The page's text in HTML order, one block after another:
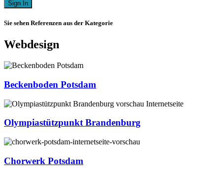
Sie sehen Referenzen aus der Kategorie
Webdesign
Beckenboden Potsdam
Olympiastützpunkt Brandenburg
Chorwerk Potsdam